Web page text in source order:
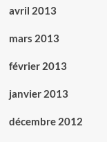
avril 2013
mars 2013
février 2013
janvier 2013
décembre 2012